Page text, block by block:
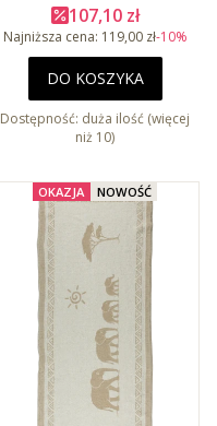
Cena promocyjna
107,10 zł
Najniższa cena: 119,00 zł-10%
DO KOSZYKA
Dostępność: duża ilość (więcej
niż 10)
OKAZJA NOWOŚĆ